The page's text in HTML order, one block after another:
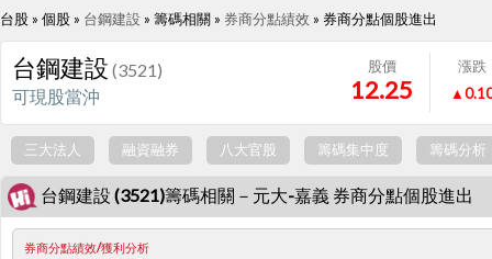
台股 » 個股 » 台鋼建設 » 籌碼相關 » 券商分點績效 » 券商分點個股進出
台鋼建設 (3521)
可現股當沖
股價
12.25
漲跌
三大法人 融資融券 八大官股 籌碼集中度 籌碼分析
台鋼建設 (3521)籌碼相關－元大-嘉義 券商分點個股進出
券商分點績效/獲利分析